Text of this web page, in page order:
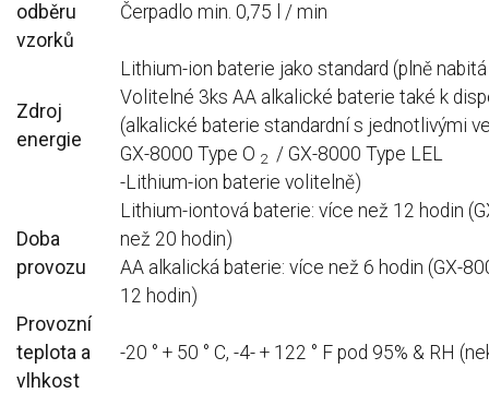
odběru
vzorků
Čerpadlo min. 0,75 l / min
Zdroj
energie
Lithium-ion baterie jako standard (plně
Volitelné 3ks AA alkalické baterie také k
(alkalické baterie standardní s jednotlivými
GX-8000 Type O 2 / GX-8000 Type LEL
-Lithium-ion baterie volitelně)
Doba
provozu
Lithium-iontová baterie: více než 12 hodin
než 20 hodin)
AA alkalická baterie: více než 6 hodin (GX-
12 hodin)
Provozní
teplota a
vlhkost
-20 ° + 50 ° C, -4- + 122 ° F pod 95% & RH